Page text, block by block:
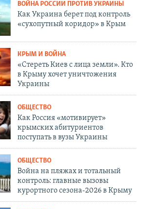
ВОЙНА РОССИИ ПРОТИВ УКРАИНЫ
Как Украина берет под контроль
«сухопутный коридор» в Крым
КРЫМ И ВОЙНА
«Стереть Киев с лица земли». Кто
в Крыму хочет уничтожения
Украины
ОБЩЕСТВО
Как Россия «мотивирует»
крымских абитуриентов
поступать в вузы Украины
ОБЩЕСТВО
Война на пляжах и тотальный
контроль: главные вызовы
курортного сезона-2026 в Крыму